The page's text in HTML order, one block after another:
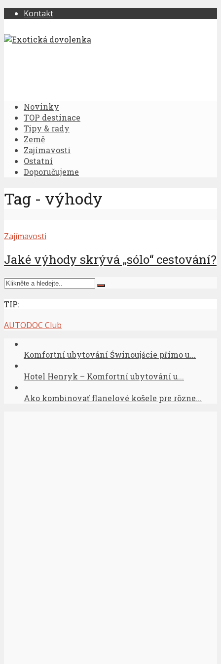
Kontakt
Novinky
TOP destinace
Tipy & rady
Země
Zajímavosti
Ostatní
Doporučujeme
Tag - výhody
Zajímavosti
Jaké výhody skrývá „sólo“ cestování?
TIP:
AUTODOC Club
Komfortní ubytování Świnoujście přímo u...
Hotel Henryk – Komfortní ubytování u...
Ako kombinovať flanelové košele pre rôzne...